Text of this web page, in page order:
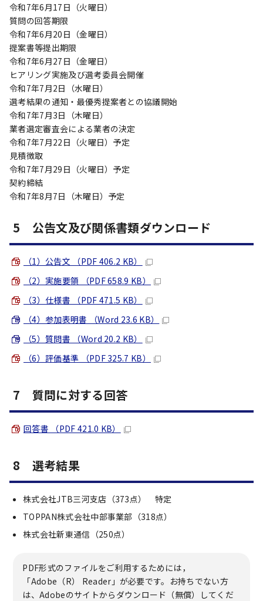
令和7年6月17日（火曜日）
質問の回答期限
令和7年6月20日（金曜日）
提案書等提出期限
令和7年6月27日（金曜日）
ヒアリング実施及び選考委員会開催
令和7年7月2日（水曜日）
選考結果の通知・最優秀提案者との協議開始
令和7年7月3日（木曜日）
業者選定審査会による業者の決定
令和7年7月22日（火曜日）予定
見積徴取
令和7年7月29日（火曜日）予定
契約締結
令和7年8月7日（木曜日）予定
5 公告文及び関係書類ダウンロード
（1）公告文 （PDF 406.2 KB）
（2）実施要領 （PDF 658.9 KB）
（3）仕様書 （PDF 471.5 KB）
（4）参加表明書 （Word 23.6 KB）
（5）質問書 （Word 20.2 KB）
（6）評価基準 （PDF 325.7 KB）
7 質問に対する回答
回答書 （PDF 421.0 KB）
8 選考結果
株式会社JTB三河支店（373点） 特定
TOPPAN株式会社中部事業部（318点）
株式会社新東通信（250点）
PDF形式のファイルをご利用するためには，
「Adobe（R） Reader」が必要です。お持ちでない方
は、Adobeのサイトからダウンロード（無償）してくだ